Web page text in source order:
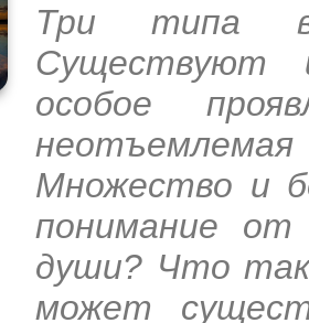
Три типа
Существуют
особое
Множество и
понимание
души? Что
может